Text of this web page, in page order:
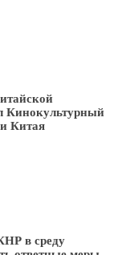
Кинокультурный
Китая
в среду